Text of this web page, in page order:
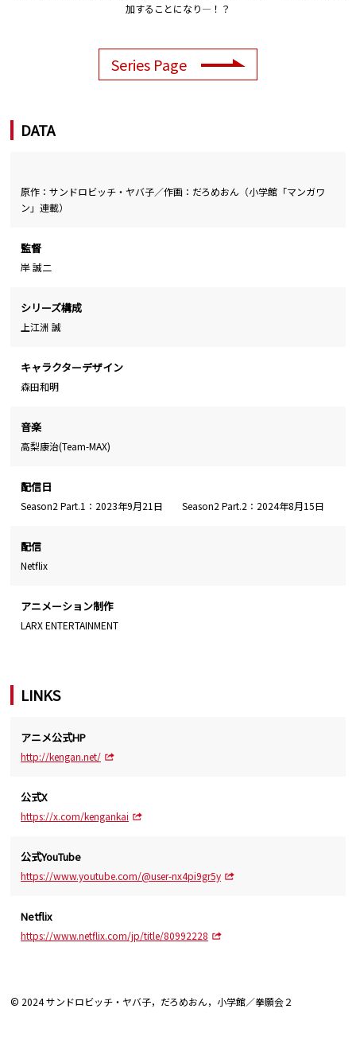
加することになり―！？
Series Page
DATA
原作：サンドロビッチ・ヤバ子／作画：だろめおん（小学館「マンガワ
ン」連載）
監督
岸 誠二
シリーズ構成
上江洲 誠
キャラクターデザイン
森田和明
音楽
高梨康治(Team-MAX)
配信日
Season2 Part.1：2023年9月21日 Season2 Part.2：2024年8月15日
配信
Netflix
アニメーション制作
LARX ENTERTAINMENT
LINKS
アニメ公式HP
http://kengan.net/
公式X
https://x.com/kengankai
公式YouTube
https://www.youtube.com/@user-nx4pi9gr5y
Netflix
https://www.netflix.com/jp/title/80992228
© 2024 サンドロビッチ・ヤバ子，だろめおん，小学館／拳願会２